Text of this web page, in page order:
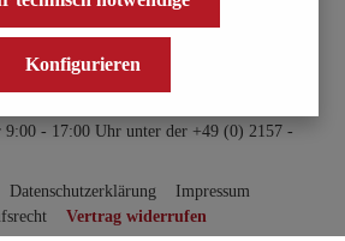
- 17:00 Uhr unter der +49 (0) 2157 -
Datenschutzerklärung
Impressum
Vertrag widerrufen
Konfigurieren